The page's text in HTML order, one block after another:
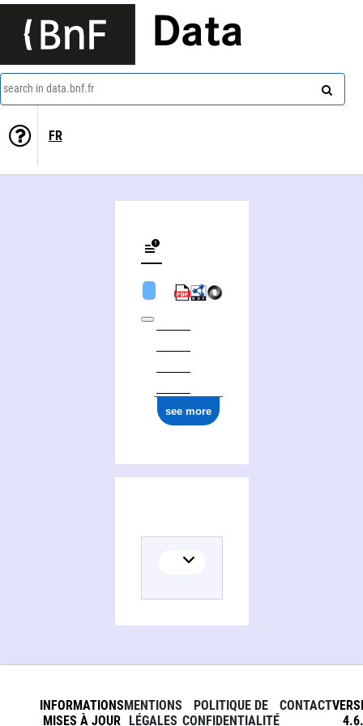
Data
search in data.bnf.fr
FR
see more
INFORMATIONS
MISES À JOUR
MENTIONS
LÉGALES
POLITIQUE DE
CONFIDENTIALITÉ
CONTACT